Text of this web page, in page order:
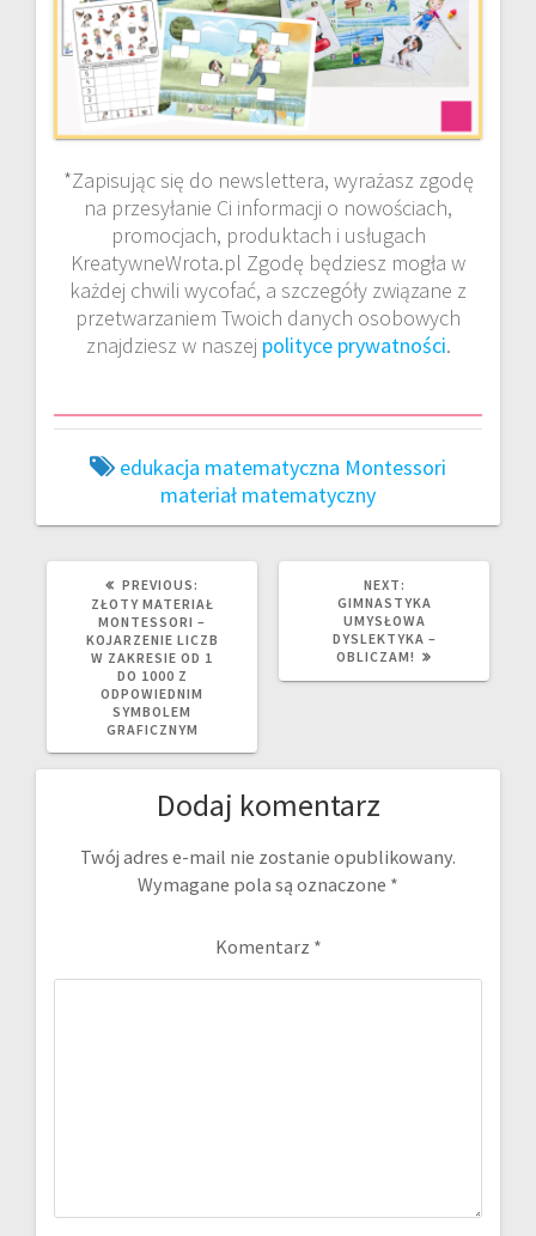
*Zapisując się do newslettera, wyrażasz zgodę
na przesyłanie Ci informacji o nowościach,
promocjach, produktach i usługach
KreatywneWrota.pl Zgodę będziesz mogła w
każdej chwili wycofać, a szczegóły związane z
przetwarzaniem Twoich danych osobowych
znajdziesz w naszej polityce prywatności.
edukacja matematyczna Montessori
materiał matematyczny
PREVIOUS:
POST:
ZŁOTY MATERIAŁ
MONTESSORI –
KOJARZENIE LICZB
W ZAKRESIE OD 1
DO 1000 Z
ODPOWIEDNIM
SYMBOLEM
GRAFICZNYM
NEXT:
POST:
GIMNASTYKA
UMYSŁOWA
DYSLEKTYKA –
OBLICZAM!
Dodaj komentarz
Twój adres e-mail nie zostanie opublikowany.
Wymagane pola są oznaczone *
Komentarz *